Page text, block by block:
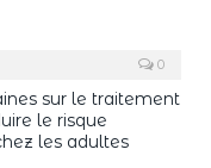
0
sur le traitement
le risque
les adultes